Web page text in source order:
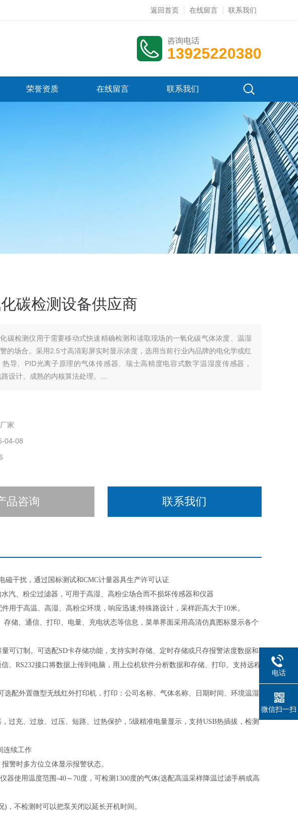
返回首页 在线留言 联系我们
咨询电话
13925220380
荣誉资质 在线留言 联系我们
碳检测设备供应商
碳检测仪用于需要移动式快速精确检测和读取现场的一氧化碳气体浓度、温湿
的场合。采用2.5寸高清彩屏实时显示浓度，选用当前行业内品牌的电化学或红
导、PID光离子原理的气体传感器、瑞士高精度电容式数字温湿度传感器，
设计、成熟的内核算法处理。
家
04-08
品咨询 联系我们
干扰，通过国标测试和CMC计量器具生产许可认证
汽、粉尘过滤器，可用于高湿、高粉尘场合而不损坏传感器和仪器
用于高温、高湿、高粉尘环境，响应迅速;特殊路设计，采样距高大于10米。
储、通信、打印、电量、充电状态等信息，菜单界面采用高清仿真图标显示各个
可订制。可选配SD卡存储功能，支持实时存储、定时存储或只存报警浓度数据和
、RS232接口将数据上传到电脑，用上位机软件分析数据和存储、打印。支持远程
选配外置微型无线红外打印机，打印：公司名称、气体名称、日期时间、环境温湿
过充、过放、过压、短路、过热保护，5级精准电量显示，支持USB热插拔，检测
连续工作
警时多方位立体显示报警状态。
器使用温度范围-40～70度，可检测1300度的气体(选配高温采样降温过滤手柄或高
，不检测时可以把泵关闭以延长开机时间。
电话
微信扫一扫